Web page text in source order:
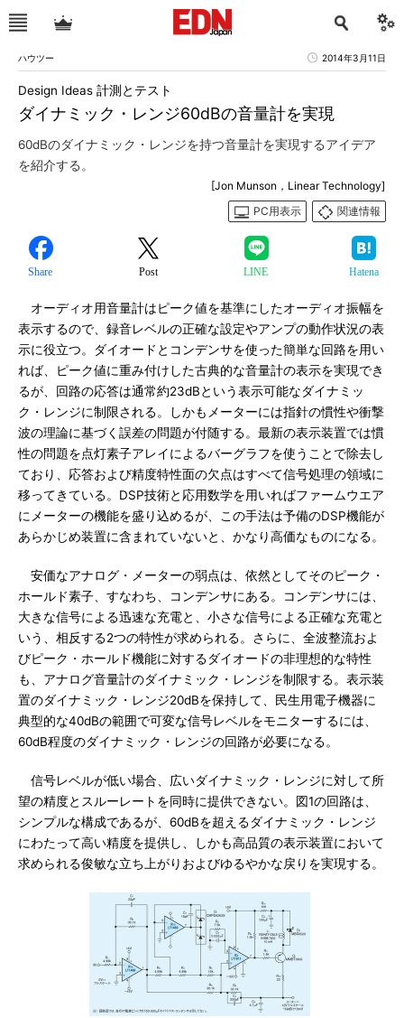
ハウツー 2014年3月11日
ダイナミック・レンジ60dBの音量計を実現
Design Ideas 計測とテスト
60dBのダイナミック・レンジを持つ音量計を実現するアイデア
を紹介する。
[Jon Munson，Linear Technology]
PC用表示
関連情報
Share Post LINE Hatena
オーディオ用音量計はピーク値を基準にしたオーディオ振幅を
表示するので、録音レベルの正確な設定やアンプの動作状況の表
示に役立つ。ダイオードとコンデンサを使った簡単な回路を用い
れば、ピーク値に重み付けした古典的な音量計の表示を実現でき
るが、回路の応答は通常約23dBという表示可能なダイナミッ
ク・レンジに制限される。しかもメーターには指針の慣性や衝撃
波の理論に基づく誤差の問題が付随する。最新の表示装置では慣
性の問題を点灯素子アレイによるバーグラフを使うことで除去し
ており、応答および精度特性面の欠点はすべて信号処理の領域に
移ってきている。DSP技術と応用数学を用いればファームウエア
にメーターの機能を盛り込めるが、この手法は予備のDSP機能が
あらかじめ装置に含まれていないと、かなり高価なものになる。
安価なアナログ・メーターの弱点は、依然としてそのピーク・
ホールド素子、すなわち、コンデンサにある。コンデンサには、
大きな信号による迅速な充電と、小さな信号による正確な充電と
いう、相反する2つの特性が求められる。さらに、全波整流およ
びピーク・ホールド機能に対するダイオードの非理想的な特性
も、アナログ音量計のダイナミック・レンジを制限する。表示装
置のダイナミック・レンジ20dBを保持して、民生用電子機器に
典型的な40dBの範囲で可変な信号レベルをモニターするには、
60dB程度のダイナミック・レンジの回路が必要になる。
信号レベルが低い場合、広いダイナミック・レンジに対して所
望の精度とスルーレートを同時に提供できない。図1の回路は、
シンプルな構成であるが、60dBを超えるダイナミック・レンジ
にわたって高い精度を提供し、しかも高品質の表示装置において
求められる俊敏な立ち上がりおよびゆるやかな戻りを実現する。